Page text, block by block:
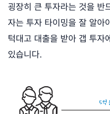
굉장히 큰 투자라는 것을 반
자는 투자 타이밍을 잘 알아
턱대고 대출을 받아 갭 투자
있습니다.